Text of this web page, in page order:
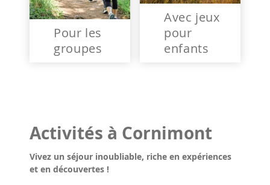
Pour les
groupes
Avec jeux
pour
enfants
Activités à Cornimont
Vivez un séjour inoubliable, riche en expériences
et en découvertes !